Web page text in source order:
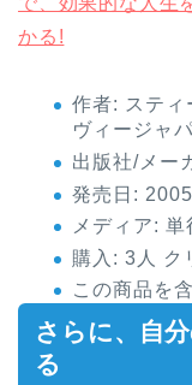
かる!
作者: スティ
ヴィージャ
出版社/メー
発売日:
メディア: 単
購入 : 3人 ク
この商品を
さらに、自
る